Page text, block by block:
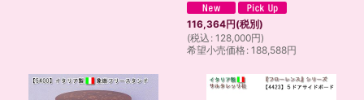
116,364円(税別)
(税込 : 128,000円)
希望小売価格: 188,588円